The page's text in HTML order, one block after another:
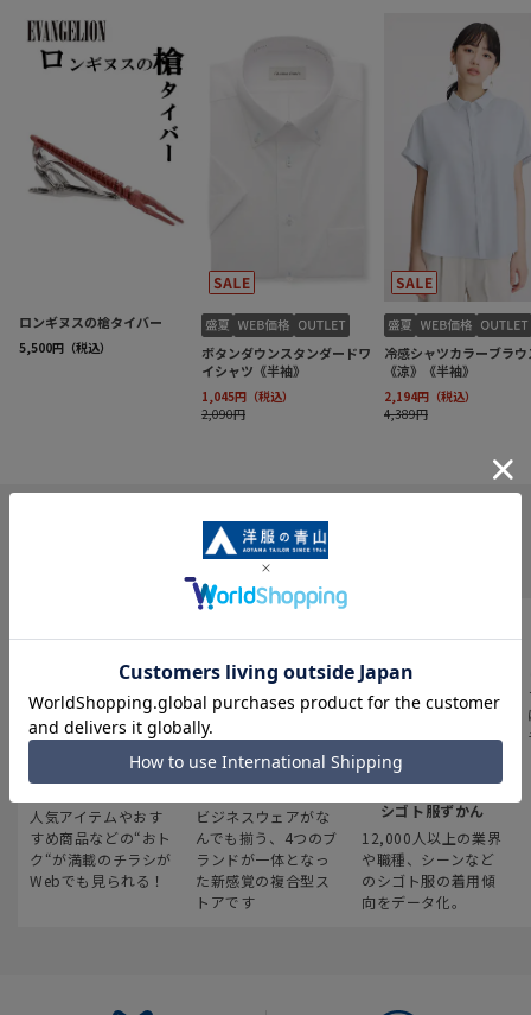
INFORMATION
最新のお買い得情報
人気アイテムやおす
すめ商品などの“おト
ク“が満載のチラシが
Webでも見られる！
スーツスクエア
ビジネスウェアがな
んでも揃う、4つのブ
ランドが一体となっ
た新感覚の複合型ス
トアです
みんなの
シゴト服ずかん
12,000人以上の業界
や職種、シーンなど
のシゴト服の着用傾
向をデータ化。